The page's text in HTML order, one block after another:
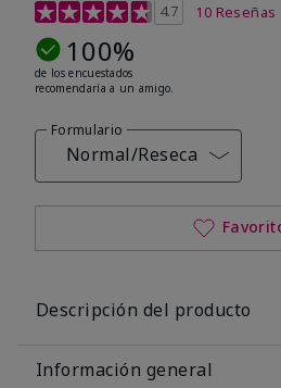
Calificación de clientes de 5 de
4.7 10 Reseñas
100%
de los encuestados
recomendaría a un amigo.
Formulario
Normal/Reseca
Descripción del producto
Información general